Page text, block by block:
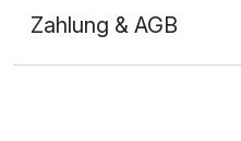
Zahlung & AGB